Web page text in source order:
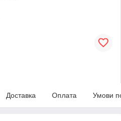
Доставка Оплата Умови